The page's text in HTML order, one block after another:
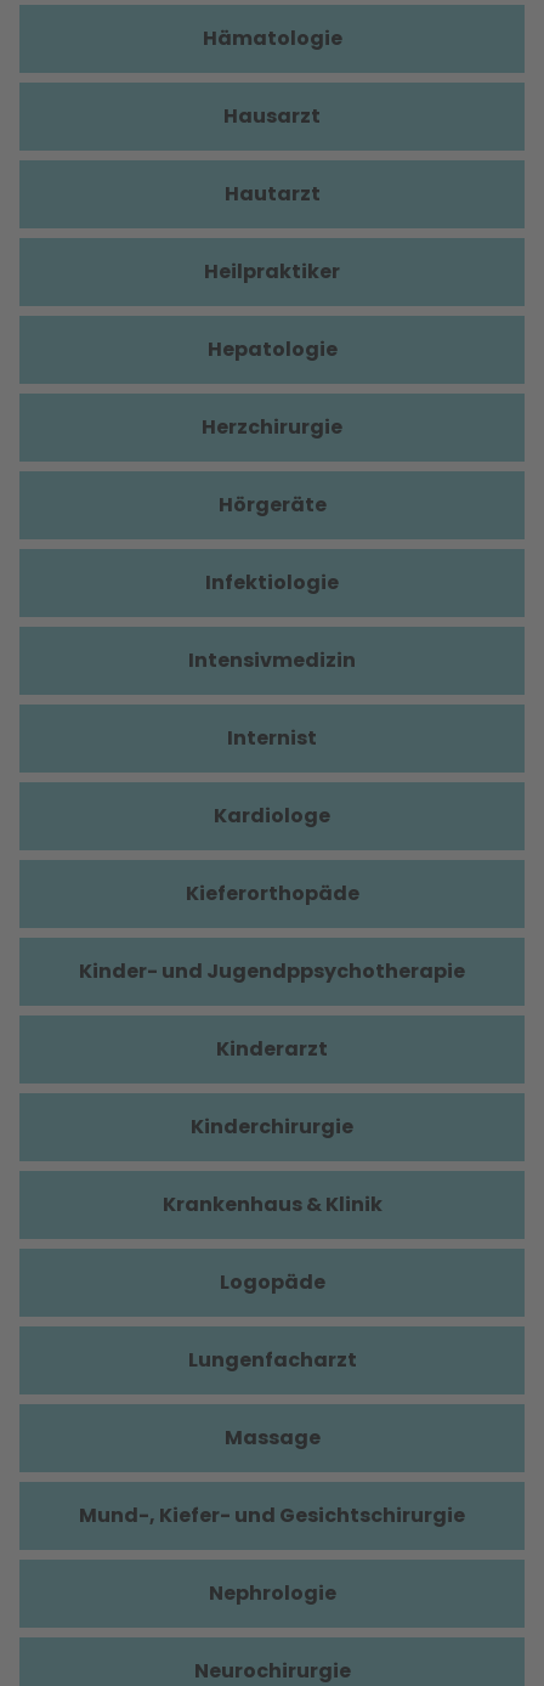
Hämatologie
Hausarzt
Hautarzt
Heilpraktiker
Hepatologie
Herzchirurgie
Hörgeräte
Infektiologie
Intensivmedizin
Internist
Kardiologe
Kieferorthopäde
Kinder- und Jugendppsychotherapie
Kinderarzt
Kinderchirurgie
Krankenhaus & Klinik
Logopäde
Lungenfacharzt
Massage
Mund-, Kiefer- und Gesichtschirurgie
Nephrologie
Neurochirurgie